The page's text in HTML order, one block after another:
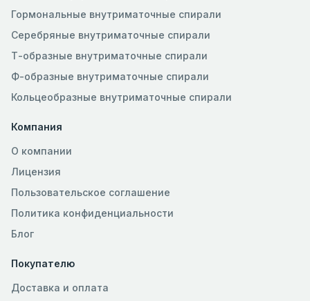
Гормональные внутриматочные спирали
Серебряные внутриматочные спирали
Т-образные внутриматочные спирали
Ф-образные внутриматочные спирали
Кольцеобразные внутриматочные спирали
Компания
О компании
Лицензия
Пользовательское соглашение
Политика конфиденциальности
Блог
Покупателю
Доставка и оплата